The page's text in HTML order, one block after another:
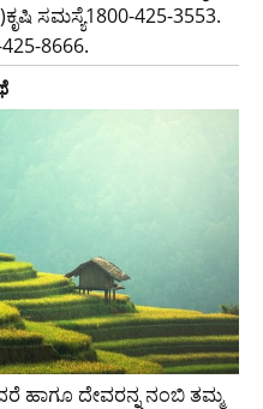
ಸಮಸ್ಯೆ1800-425-3553.
8666.
ಹಾಗೂ ದೇವರನ್ನ ನಂಬಿ ತಮ್ಮ